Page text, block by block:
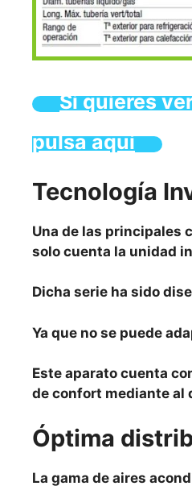
Si quieres
pulsa aquí
Tecnología
Una de las principales
solo cuenta la unidad
Dicha serie ha sido
Ya que no se puede
Este aparato cuenta
de confort mediante al
Óptima
La gama de aires